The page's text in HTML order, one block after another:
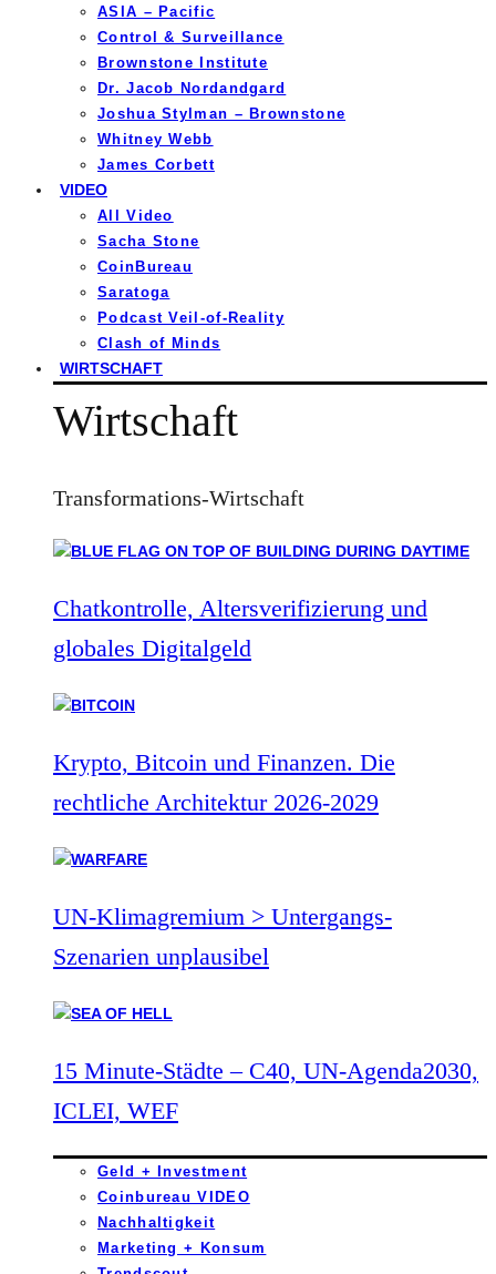
ASIA – Pacific
Control & Surveillance
Brownstone Institute
Dr. Jacob Nordandgard
Joshua Stylman – Brownstone
Whitney Webb
James Corbett
VIDEO
All Video
Sacha Stone
CoinBureau
Saratoga
Podcast Veil-of-Reality
Clash of Minds
WIRTSCHAFT
Wirtschaft
Transformations-Wirtschaft
Chatkontrolle, Altersverifizierung und
globales Digitalgeld
Krypto, Bitcoin und Finanzen. Die
rechtliche Architektur 2026-2029
UN-Klimagremium > Untergangs-
Szenarien unplausibel
15 Minute-Städte – C40, UN-Agenda2030,
ICLEI, WEF
Geld + Investment
Coinbureau VIDEO
Nachhaltigkeit
Marketing + Konsum